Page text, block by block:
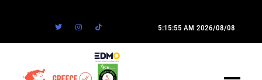
5:15:55 AM 2026/08/08